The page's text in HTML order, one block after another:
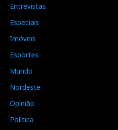
Entrevistas
Especiais
Imóveis
Esportes
Mundo
Nordeste
Opinião
Política